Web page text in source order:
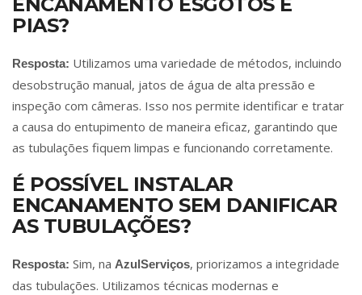
PIAS?
Resposta: Utilizamos uma variedade de métodos, incluindo
desobstrução manual, jatos de água de alta pressão e
inspeção com câmeras. Isso nos permite identificar e tratar
a causa do entupimento de maneira eficaz, garantindo que
as tubulações fiquem limpas e funcionando corretamente.
É POSSÍVEL INSTALAR
ENCANAMENTO SEM DANIFICAR
AS TUBULAÇÕES?
Resposta: Sim, na AzulServiços, priorizamos a integridade
das tubulações. Utilizamos técnicas modernas e